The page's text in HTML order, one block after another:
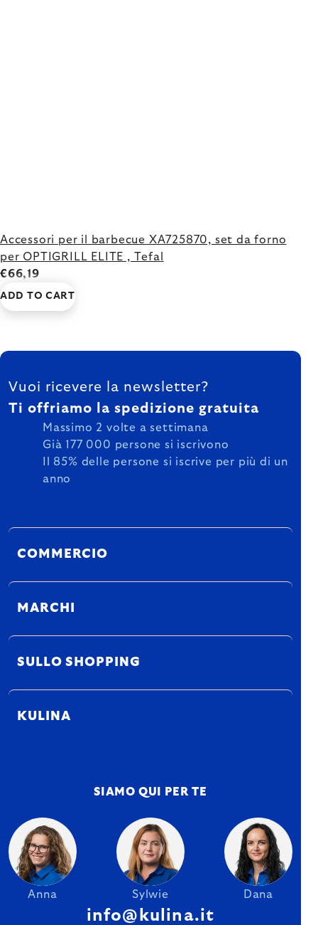
Accessori per il barbecue XA725870, set da forno
per OPTIGRILL ELITE , Tefal
€66,19
ADD TO CART
FOOTER
Vuoi ricevere la newsletter?
Ti offriamo la spedizione gratuita
Massimo 2 volte a settimana
Già 177 000 persone si iscrivono
Il 85% delle persone si iscrive per più di un
anno
COMMERCIO
MARCHI
SULLO SHOPPING
KULINA
SIAMO QUI PER TE
Anna Sylwie Dana
info@kulina.it